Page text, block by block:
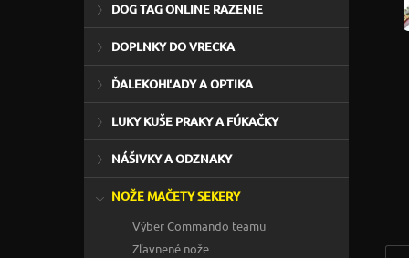
DOG TAG ONLINE RAZENIE
DOPLNKY DO VRECKA
ĎALEKOHĽADY A OPTIKA
LUKY KUŠE PRAKY A FÚKAČKY
NÁŠIVKY A ODZNAKY
NOŽE MAČETY SEKERY
Výber Commando teamu
Zľavnené nože